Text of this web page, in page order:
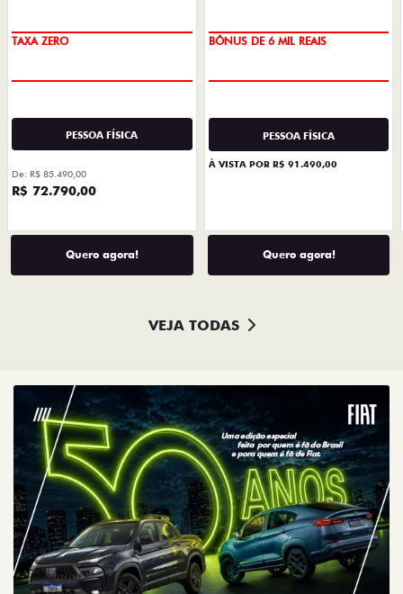
TAXA ZERO
PESSOA FÍSICA
De: R$ 85.490,00
R$ 72.790,00
Quero agora!
BÔNUS DE 6 MIL REAIS
PESSOA FÍSICA
À VISTA POR R$ 91.490,00
Quero agora!
VEJA TODAS